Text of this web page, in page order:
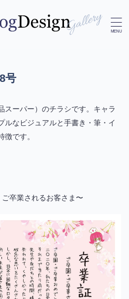
号
スーパー）のチラシです。キャラ
ルなビジュアルと手書き・筆・イ
です。
卒業されるお客さま〜